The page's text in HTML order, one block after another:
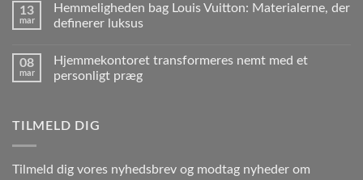
13
mar
Hemmeligheden bag Louis Vuitton: Materialerne, der
definerer luksus
08
mar
Hjemmekontoret transformeres nemt med et
personligt præg
TILMELD DIG
Tilmeld dig vores nyhedsbrev og modtag nyheder om